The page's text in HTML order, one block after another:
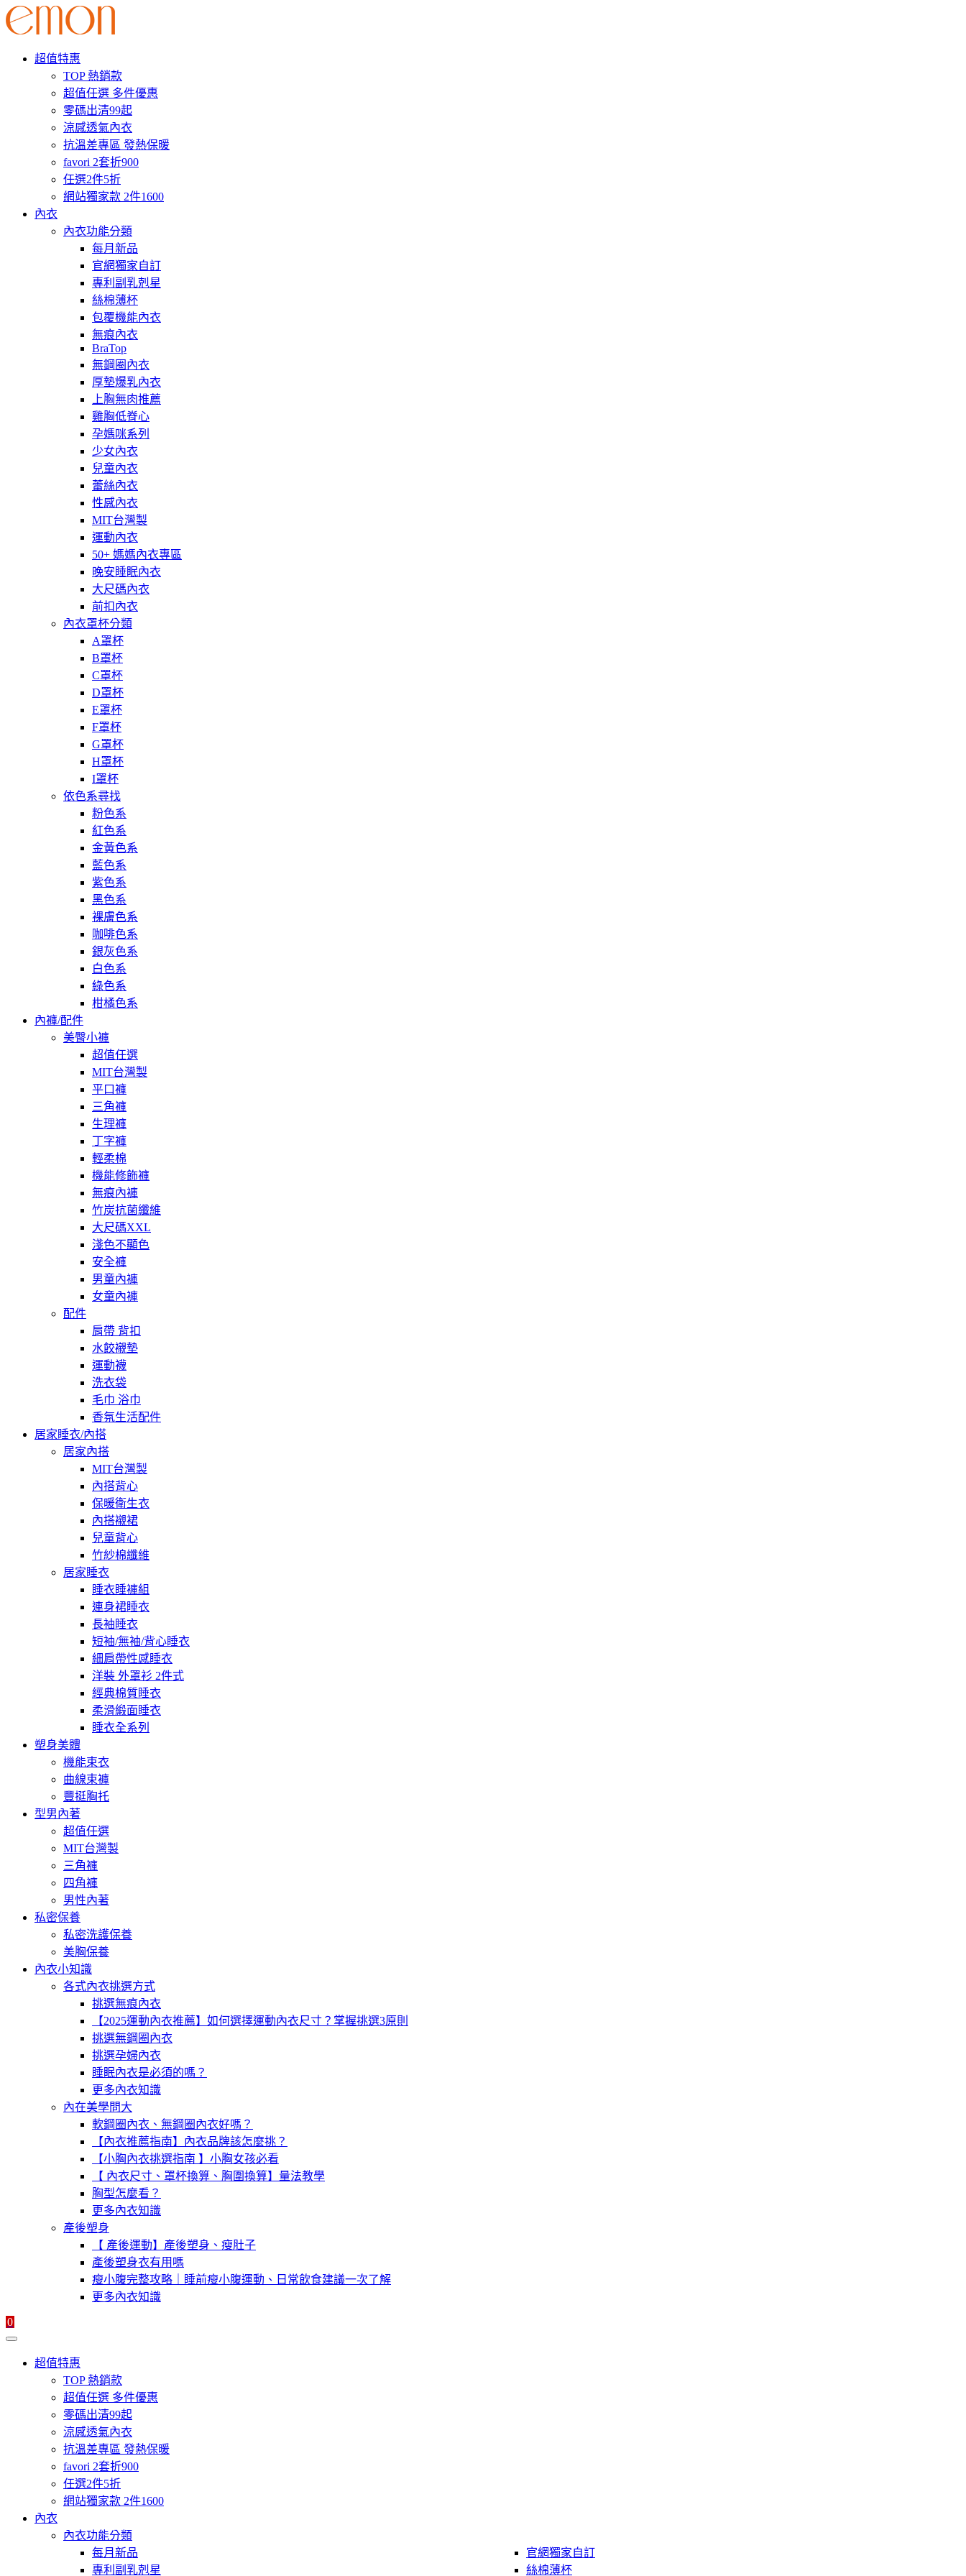
超值特惠
TOP 熱銷款
超值任選 多件優惠
零碼出清99起
涼感透氣內衣
抗溫差專區 發熱保暖
favori 2套折900
任選2件5折
網站獨家款 2件1600
內衣
內衣功能分類
每月新品
官網獨家自訂
專利副乳剋星
絲棉薄杯
包覆機能內衣
無痕內衣
BraTop
無鋼圈內衣
厚墊爆乳內衣
上胸無肉推薦
雞胸低脊心
孕媽咪系列
少女內衣
兒童內衣
蕾絲內衣
性感內衣
MIT台灣製
運動內衣
50+ 媽媽內衣專區
晚安睡眠內衣
大尺碼內衣
前扣內衣
內衣罩杯分類
A罩杯
B罩杯
C罩杯
D罩杯
E罩杯
F罩杯
G罩杯
H罩杯
I罩杯
依色系尋找
粉色系
紅色系
金黃色系
藍色系
紫色系
黑色系
裸膚色系
咖啡色系
銀灰色系
白色系
綠色系
柑橘色系
內褲/配件
美臀小褲
超值任選
MIT台灣製
平口褲
三角褲
生理褲
丁字褲
輕柔棉
機能修飾褲
無痕內褲
竹炭抗菌纖維
大尺碼XXL
淺色不顯色
安全褲
男童內褲
女童內褲
配件
肩帶 背扣
水餃襯墊
運動襪
洗衣袋
毛巾 浴巾
香氛生活配件
居家睡衣/內搭
居家內搭
MIT台灣製
內搭背心
保暖衛生衣
內搭襯裙
兒童背心
竹紗棉纖維
居家睡衣
睡衣睡褲組
連身裙睡衣
長袖睡衣
短袖/無袖/背心睡衣
細肩帶性感睡衣
洋裝 外罩衫 2件式
經典棉質睡衣
柔滑緞面睡衣
睡衣全系列
塑身美體
機能束衣
曲線束褲
豐挺胸托
型男內著
超值任選
MIT台灣製
三角褲
四角褲
男性內著
私密保養
私密洗護保養
美胸保養
內衣小知識
各式內衣挑選方式
挑選無痕內衣
【2025運動內衣推薦】如何選擇運動內衣尺寸？掌握挑選3原則
挑選無鋼圈內衣
挑選孕婦內衣
睡眠內衣是必須的嗎？
更多內衣知識
內在美學問大
軟鋼圈內衣、無鋼圈內衣好嗎？
【內衣推薦指南】內衣品牌該怎麼挑？
【小胸內衣挑選指南 】小胸女孩必看
【 內衣尺寸、罩杯換算、胸圍換算】量法教學
胸型怎麼看？
更多內衣知識
產後塑身
【 產後運動】產後塑身、瘦肚子
產後塑身衣有用嗎
瘦小腹完整攻略｜睡前瘦小腹運動、日常飲食建議一次了解
更多內衣知識
0
超值特惠
TOP 熱銷款
超值任選 多件優惠
零碼出清99起
涼感透氣內衣
抗溫差專區 發熱保暖
favori 2套折900
任選2件5折
網站獨家款 2件1600
內衣
內衣功能分類
每月新品
官網獨家自訂
專利副乳剋星
絲棉薄杯